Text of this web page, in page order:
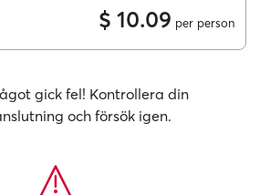
$ 10.09 per person
gick fel! Kontrollera din
och försök igen.